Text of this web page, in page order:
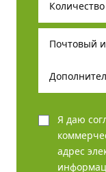
Я даю
адрес